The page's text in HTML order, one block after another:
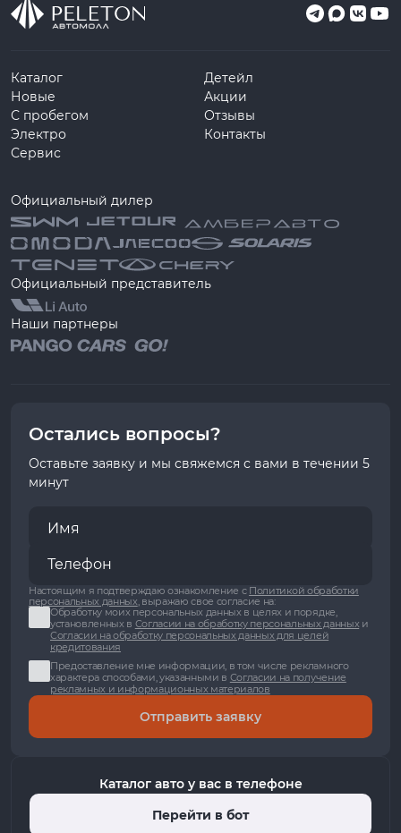
Каталог
Новые
С пробегом
Электро
Сервис
Детейл
Акции
Отзывы
Контакты
Официальный дилер
Официальный представитель
Наши партнеры
Остались вопросы?
Оставьте заявку и мы свяжемся с вами в течении 5
минут
Настоящим я подтверждаю ознакомление с Политикой обработки
персональных данных, выражаю свое согласие на:
Обработку моих персональных данных в целях и порядке,
установленных в Согласии на обработку персональных данныхи
Согласии на обработку персональных данных для целей
кредитования
Предоставление мне информации, в том числе рекламного
характера способами, указанными в Согласии на получение
рекламных и информационных материалов
Отправить заявку
Каталог авто у вас в телефоне
Перейти в бот